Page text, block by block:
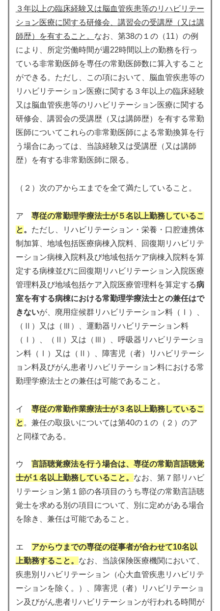
３年以上の臨床経験又は脳血管疾患等のリハビリテー
ション医療に関する研修会、講習会の受講歴（又は講
師歴）を有すること。 なお、第38の１の（11）の例
により、所定労働時間が週22時間以上の勤務を行っ
ている非常勤医師を専任の常勤医師数に算入すること
ができる。ただし、この項において、脳血管疾患等の
リハビリテーション医療に関する３年以上の臨床経験
又は脳血管疾患等のリハビリテーション医療に関する
研修会、講習会の受講歴（又は講師歴）を有する常勤
医師についてこれらの非常勤医師による常勤換算を行
う場合にあっては、当該経験又は受講歴（又は講師
歴）を有する非常勤医師に限る。
（２）次のアからエまでを全て満たしていること。
ア 専従の常勤理学療法士が５名以上勤務しているこ
と。 ただし、リハビリテーション・栄養・口腔連携体
制加算、地域包括医療病棟入院料、回復期リハビリテ
ーション病棟入院料及び地域包括ケア病棟入院料を算
定する病棟並びに回復期リハビリテーション入院医療
管理料及び地域包括ケア入院医療管理料を算定する病
室を有する病棟における常勤理学療法士との兼任はで
きないが、廃用症候群リハビリテーション料（Ⅰ）、
（Ⅱ）又は（Ⅲ）、運動器リハビリテーション料
（Ⅰ）、（Ⅱ）又は（Ⅲ）、呼吸器リハビリテーショ
ン料（Ⅰ）又は（Ⅱ）、障害児（者）リハビリテーシ
ョン料及びがん患者リハビリテーション料における常
勤理学療法士との兼任は可能であること。
イ 専従の常勤作業療法士が３名以上勤務しているこ
と 。兼任の取扱いについては第40の１の（２）のア
と同様である。
ウ 言語聴覚療法を行う場合は、専従の常勤言語聴覚
士が１名以上勤務していること。 なお、第７部リハビ
リテーション第１節の各項目のうち専従の常勤言語聴
覚士を求める別の項目について、別に定めがある場合
を除き、兼任は可能であること。
エ アからウまでの専従の従事者が合わせて10名以
上勤務すること。 なお、当該保険医療機関において、
疾患別リハビリテーション（心大血管疾患リハビリテ
ーションを除く。）、障害児（者）リハビリテーショ
ン及びがん患者リハビリテーションが行われる時間が